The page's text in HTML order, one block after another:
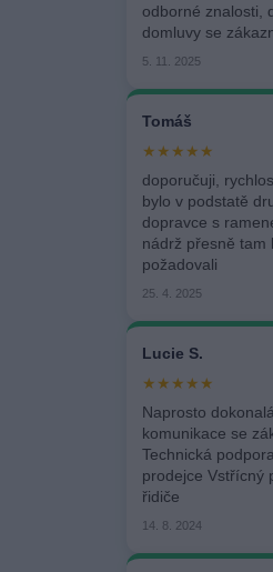
odborné znalosti,
domluvy se
5. 11. 2025
Tomáš
★★★★★
doporučuji,
bylo v podstatě
dopravce s
nádrž přesně tam
požadovali
25. 4. 2025
Lucie S.
★★★★★
Naprosto dokonalá
komunikace se
Technická
prodejce Vstřícný
řidiče
14. 8. 2024